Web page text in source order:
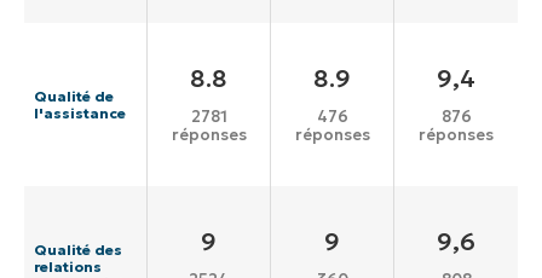
Qualité de
l'assistance
8.8
2781
réponses
8.9
476
réponses
9,4
876
réponses
Qualité des
relations
9 9 9,6